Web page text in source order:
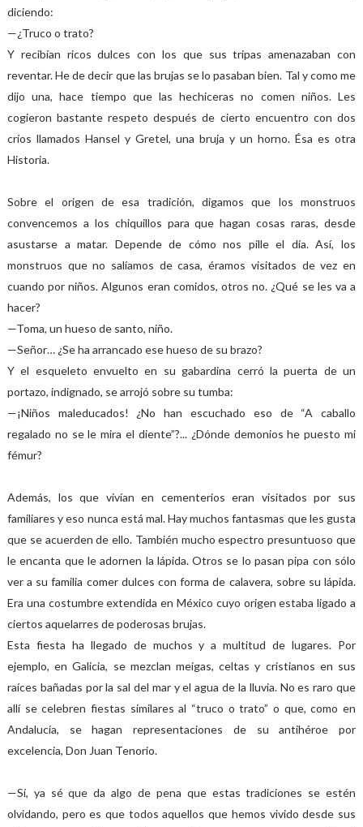
diciendo:
—¿Truco o trato?
Y recibían ricos dulces con los que sus tripas amenazaban con
reventar. He de decir que las brujas se lo pasaban bien. Tal y como me
dijo una, hace tiempo que las hechiceras no comen niños. Les
cogieron bastante respeto después de cierto encuentro con dos
críos llamados Hansel y Gretel, una bruja y un horno. Ésa es otra
Historia.
Sobre el origen de esa tradición, digamos que los monstruos
convencemos a los chiquillos para que hagan cosas raras, desde
asustarse a matar. Depende de cómo nos pille el día. Así, los
monstruos que no salíamos de casa, éramos visitados de vez en
cuando por niños. Algunos eran comidos, otros no. ¿Qué se les va a
hacer?
—Toma, un hueso de santo, niño.
—Señor… ¿Se ha arrancado ese hueso de su brazo?
Y el esqueleto envuelto en su gabardina cerró la puerta de un
portazo, indignado, se arrojó sobre su tumba:
—¡Niños maleducados! ¿No han escuchado eso de “A caballo
regalado no se le mira el diente”?... ¿Dónde demonios he puesto mi
fémur?
Además, los que vivían en cementerios eran visitados por sus
familiares y eso nunca está mal. Hay muchos fantasmas que les gusta
que se acuerden de ello. También mucho espectro presuntuoso que
le encanta que le adornen la lápida. Otros se lo pasan pipa con sólo
ver a su familia comer dulces con forma de calavera, sobre su lápida.
Era una costumbre extendida en México cuyo origen estaba ligado a
ciertos aquelarres de poderosas brujas.
Esta fiesta ha llegado de muchos y a multitud de lugares. Por
ejemplo, en Galicia, se mezclan meigas, celtas y cristianos en sus
raíces bañadas por la sal del mar y el agua de la lluvia. No es raro que
allí se celebren fiestas similares al “truco o trato” o que, como en
Andalucía, se hagan representaciones de su antihéroe por
excelencia, Don Juan Tenorio.
—Sí, ya sé que da algo de pena que estas tradiciones se estén
olvidando, pero es que todos aquellos que hemos vivido desde sus